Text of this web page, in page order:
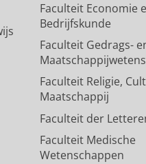
Faculteit Economie
Bedrijfskunde
Faculteit Gedrags-
Faculteit Religie,
Maatschappij
Faculteit der
Faculteit Medische
Wetenschappen